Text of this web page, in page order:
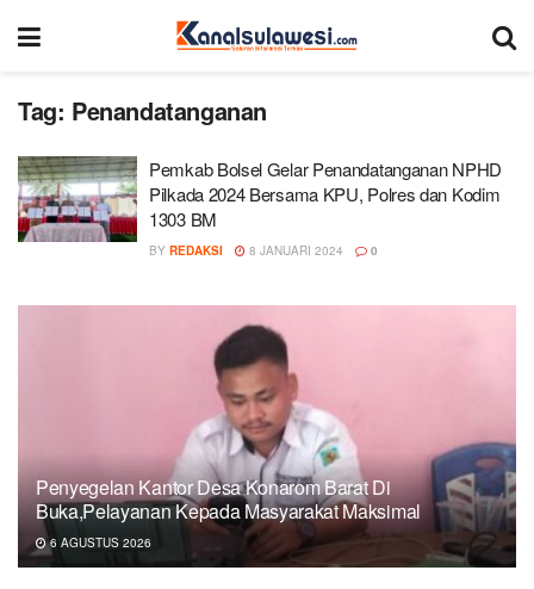
Tag: Penandatanganan
Pemkab Bolsel Gelar Penandatanganan NPHD
Pilkada 2024 Bersama KPU, Polres dan Kodim
1303 BM
BY REDAKSI 8 JANUARI 2024 0
Penyegelan Kantor Desa Konarom Barat Di
Buka,Pelayanan Kepada Masyarakat Maksimal
6 AGUSTUS 2026